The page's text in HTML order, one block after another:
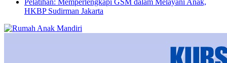
Pelatihan: Memperlengkapi GSM dalam Melayani Anak,
HKBP Sudirman Jakarta